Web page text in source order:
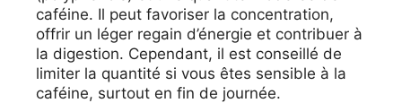
caféine. Il peut favoriser la concentration,
offrir un léger regain d’énergie et contribuer à
la digestion. Cependant, il est conseillé de
limiter la quantité si vous êtes sensible à la
caféine, surtout en fin de journée.